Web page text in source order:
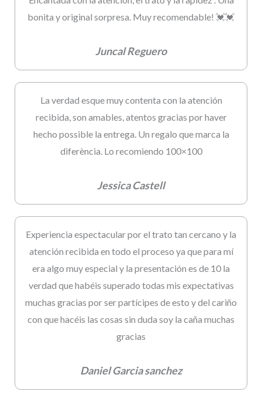
bonita y original sorpresa. Muy recomendable! 💓💓
Juncal Reguero
La verdad esque muy contenta con la atención
recibida, son amables, atentos gracias por haver
hecho possible la entrega. Un regalo que marca la
diferència. Lo recomiendo 100×100
Jessica Castell
Experiencia espectacular por el trato tan cercano y la
atención recibida en todo el proceso ya que para mí
era algo muy especial y la presentación es de 10 la
verdad que habéis superado todas mis expectativas
muchas gracias por ser partícipes de esto y del cariño
con que hacéis las cosas sin duda soy la caña muchas
gracias
Daniel Garcia sanchez